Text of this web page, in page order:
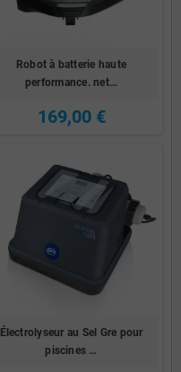
Robot à batterie haute
performance. net…
169,00 €
Électrolyseur au Sel Gre pour
piscines …